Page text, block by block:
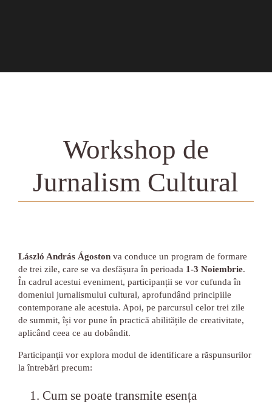
Workshop de
Jurnalism Cultural
László András Ágoston va conduce un program de formare
de trei zile, care se va desfășura în perioada 1-3 Noiembrie.
În cadrul acestui eveniment, participanții se vor cufunda în
domeniul jurnalismului cultural, aprofundând principiile
contemporane ale acestuia. Apoi, pe parcursul celor trei zile
de summit, își vor pune în practică abilitățile de creativitate,
aplicând ceea ce au dobândit.
Participanții vor explora modul de identificare a răspunsurilor
la întrebări precum:
Cum se poate transmite esența